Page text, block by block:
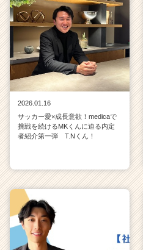
2026.01.16
サッカー愛×成長意欲！medicaで
挑戦を続けるMKくんに迫る内定
者紹介第一弾 T.Nくん！